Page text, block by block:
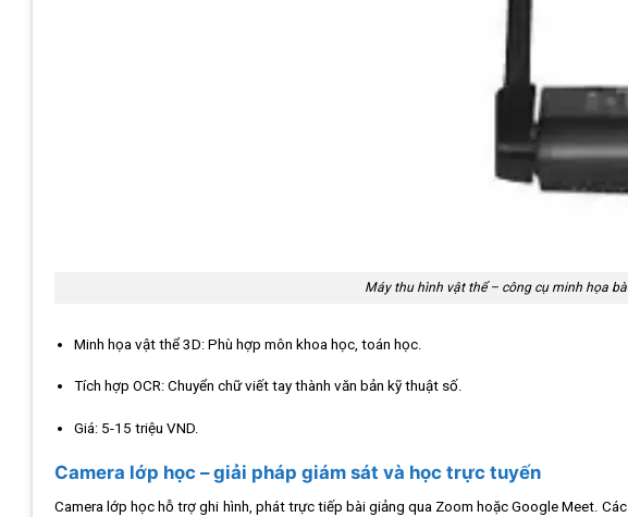
Máy thu hình vật thể – công cụ minh họa
Minh họa vật thể 3D: Phù hợp môn khoa học, toán học.
Tích hợp OCR: Chuyển chữ viết tay thành văn bản kỹ thuật số.
Giá: 5-15 triệu VND.
Camera lớp học – giải pháp giám sát và học trực tuyến
Camera lớp học hỗ trợ ghi hình, phát trực tiếp bài giảng qua Zoom hoặc Google Meet.